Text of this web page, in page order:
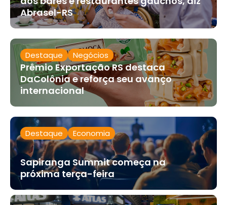
Abrasel-RS
Destaque Negócios
Prêmio Exportação RS destaca
DaColônia e reforça seu avanço
internacional
Destaque Economia
Sapiranga Summit começa na
próxima terça-feira